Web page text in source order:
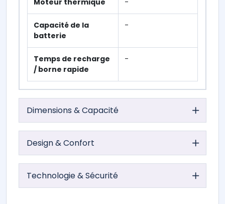
Capacité de la
batterie
-
Temps de recharge
/ borne rapide
-
Dimensions & Capacité
Design & Confort
Technologie & Sécurité